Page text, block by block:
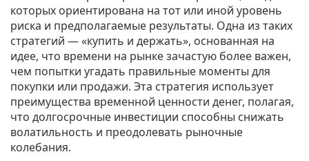
которых ориентирована на тот или иной уровень
риска и предполагаемые результаты. Одна из таких
стратегий — «купить и держать», основанная на
идее, что времени на рынке зачастую более важен,
чем попытки угадать правильные моменты для
покупки или продажи. Эта стратегия использует
преимущества временной ценности денег, полагая,
что долгосрочные инвестиции способны снижать
волатильность и преодолевать рыночные
колебания.